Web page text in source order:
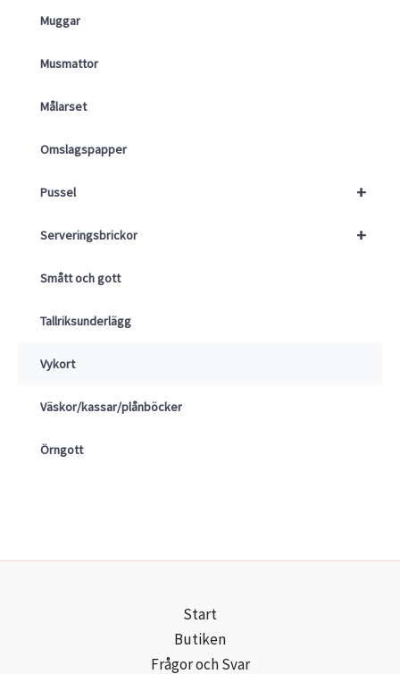
Muggar
Musmattor
Målarset
Omslagspapper
+
Pussel
+
Serveringsbrickor
Smått och gott
Tallriksunderlägg
Vykort
Väskor/kassar/plånböcker
Örngott
Start
Butiken
Frågor och Svar